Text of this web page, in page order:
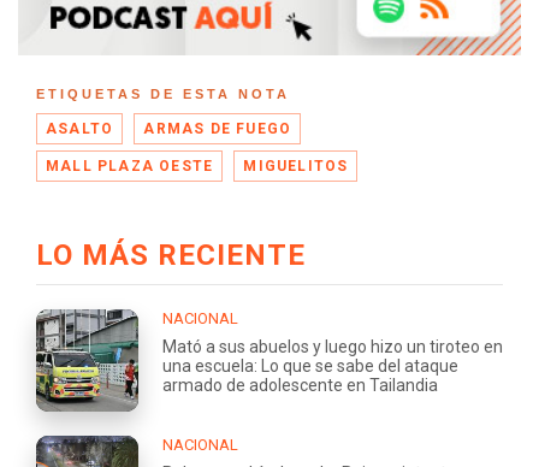
ETIQUETAS DE ESTA NOTA
ASALTO ARMAS DE FUEGO
MALL PLAZA OESTE MIGUELITOS
LO MÁS RECIENTE
NACIONAL
Mató a sus abuelos y luego hizo un tiroteo en
una escuela: Lo que se sabe del ataque
armado de adolescente en Tailandia
NACIONAL